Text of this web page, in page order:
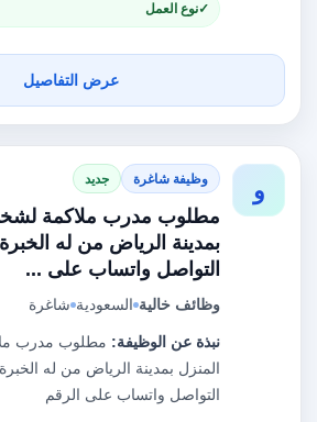
نوع العمل
عرض التفاصيل
و وظيفة شاغرة جديد
مطلوب مدرب ملاكمة
بمدينة الرياض من له
التواصل واتساب على ...
وظائف خالية السعودية شاغرة
نبذة عن الوظيفة: مطلوب مدرب
المنزل بمدينة الرياض من له
التواصل واتساب على الرقم